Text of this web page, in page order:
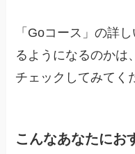
「Goコース」の詳
るようになるのかは、
チェックしてみてく
こんなあなたにお